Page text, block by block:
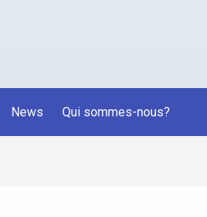
News Qui sommes-nous?